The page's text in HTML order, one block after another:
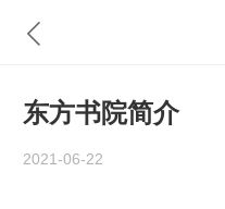
东方书院简介
2021-06-22